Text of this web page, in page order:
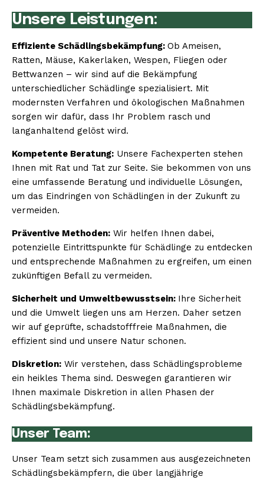
Unsere Leistungen:
Effiziente Schädlingsbekämpfung: Ob Ameisen,
Ratten, Mäuse, Kakerlaken, Wespen, Fliegen oder
Bettwanzen – wir sind auf die Bekämpfung
unterschiedlicher Schädlinge spezialisiert. Mit
modernsten Verfahren und ökologischen Maßnahmen
sorgen wir dafür, dass Ihr Problem rasch und
langanhaltend gelöst wird.
Kompetente Beratung: Unsere Fachexperten stehen
Ihnen mit Rat und Tat zur Seite. Sie bekommen von uns
eine umfassende Beratung und individuelle Lösungen,
um das Eindringen von Schädlingen in der Zukunft zu
vermeiden.
Präventive Methoden: Wir helfen Ihnen dabei,
potenzielle Eintrittspunkte für Schädlinge zu entdecken
und entsprechende Maßnahmen zu ergreifen, um einen
zukünftigen Befall zu vermeiden.
Sicherheit und Umweltbewusstsein: Ihre Sicherheit
und die Umwelt liegen uns am Herzen. Daher setzen
wir auf geprüfte, schadstofffreie Maßnahmen, die
effizient sind und unsere Natur schonen.
Diskretion: Wir verstehen, dass Schädlingsprobleme
ein heikles Thema sind. Deswegen garantieren wir
Ihnen maximale Diskretion in allen Phasen der
Schädlingsbekämpfung.
Unser Team:
Unser Team setzt sich zusammen aus ausgezeichneten
Schädlingsbekämpfern, die über langjährige